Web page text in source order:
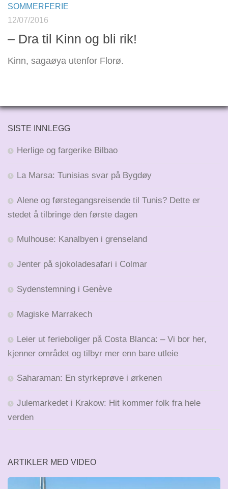
SOMMERFERIE
12/07/2016
– Dra til Kinn og bli rik!
Kinn, sagaøya utenfor Florø.
SISTE INNLEGG
Herlige og fargerike Bilbao
La Marsa: Tunisias svar på Bygdøy
Alene og førstegangsreisende til Tunis? Dette er
stedet å tilbringe den første dagen
Mulhouse: Kanalbyen i grenseland
Jenter på sjokoladesafari i Colmar
Sydenstemning i Genève
Magiske Marrakech
Leier ut ferieboliger på Costa Blanca: – Vi bor her,
kjenner området og tilbyr mer enn bare utleie
Saharaman: En styrkeprøve i ørkenen
Julemarkedet i Krakow: Hit kommer folk fra hele
verden
ARTIKLER MED VIDEO